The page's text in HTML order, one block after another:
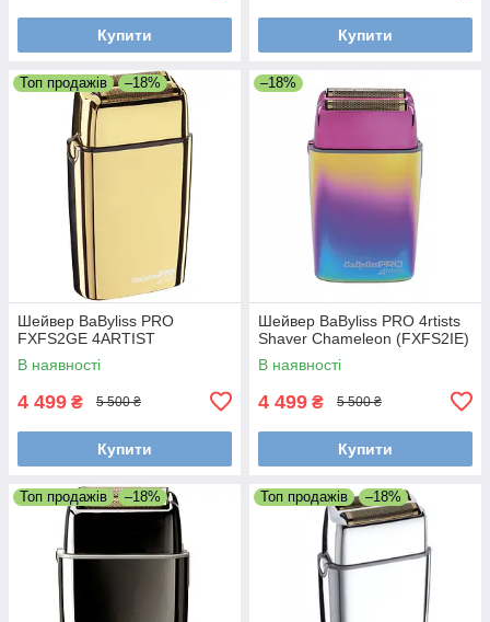
Купити Купити
Топ продажів –18%
Шейвер BaByliss PRO
FXFS2GE 4ARTIST
В наявності
4 499 ₴ 5 500 ₴
Купити
–18%
Шейвер BaByliss PRO 4rtists
Shaver Chameleon (FXFS2IE)
В наявності
4 499 ₴ 5 500 ₴
Купити
Топ продажів –18% Топ продажів –18%